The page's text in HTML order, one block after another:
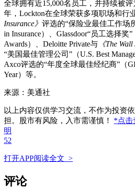
全球拥有近15,000名员工，并持续被
年，Lockton在全球荣获多项职场和行
Insurance》 评选的“保险业最佳工作场
in Insurance）、Glassdoor“员工选择奖”
Awards）、Deloitte Private与 《The
“美国最佳管理公司”（U.S. Best
Axco评选的“年度全球最佳经纪商”（
Year）等。
来源：美通社
以上内容仅供学习交流，不作为投资
担。股市有风险，入市需谨慎！ *点击
明
52
打开APP阅读全文 >
评论